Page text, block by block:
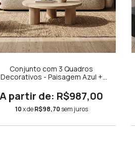
Conjunto com 3 Quadros
Decorativos - Paisagem Azul +
Between Light and Shadow
R$987,00
10x deR$98,70 sem juros